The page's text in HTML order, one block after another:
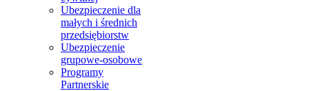
Ubezpieczenie dla
małych i średnich
przedsiębiorstw
Ubezpieczenie
grupowe-osobowe
Programy
Partnerskie